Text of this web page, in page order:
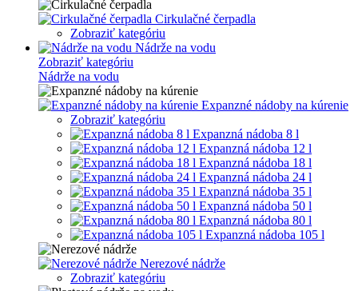
Cirkulačné čerpadla
Zobraziť kategóriu
Nádrže na vodu
Zobraziť kategóriu
Nádrže na vodu
Expanzné nádoby na kúrenie
Zobraziť kategóriu
Expanzná nádoba 8 l
Expanzná nádoba 12 l
Expanzná nádoba 18 l
Expanzná nádoba 24 l
Expanzná nádoba 35 l
Expanzná nádoba 50 l
Expanzná nádoba 80 l
Expanzná nádoba 105 l
Nerezové nádrže
Zobraziť kategóriu